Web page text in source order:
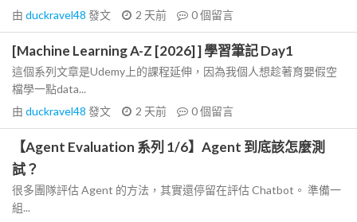
由 duckravel48 發文 2 天前 0個留言
[Machine Learning A-Z [2026] ] 學習筆記 Day1
這個系列文章是Udemy上的課程延伸，因為我個人想趁著育嬰假空
檔學一點data...
由 duckravel48 發文 2 天前 0個留言
【Agent Evaluation 系列 1/6】Agent 到底該怎麼測
試？
很多團隊評估 Agent 的方法，其實還停留在評估 Chatbot。 準備一
組...